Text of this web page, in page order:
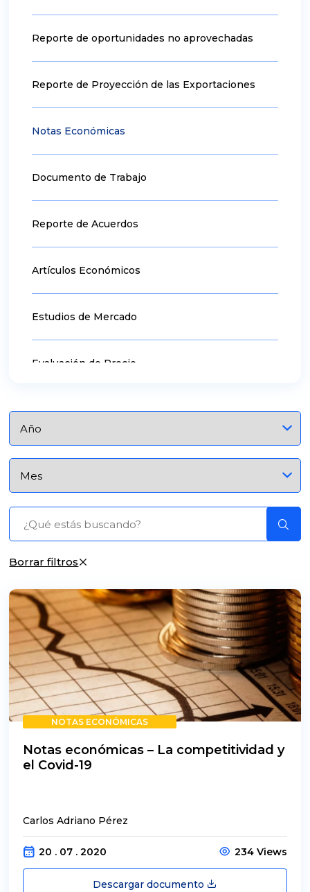
Reporte de oportunidades no aprovechadas
Reporte de Proyección de las Exportaciones
Notas Económicas
Documento de Trabajo
Reporte de Acuerdos
Artículos Económicos
Estudios de Mercado
Evaluación de Precio
Borrar filtros
NOTAS ECONÓMICAS
Notas económicas – La competitividad y
el Covid-19
Carlos Adriano Pérez
20 . 07 . 2020 234 Views
Descargar documento